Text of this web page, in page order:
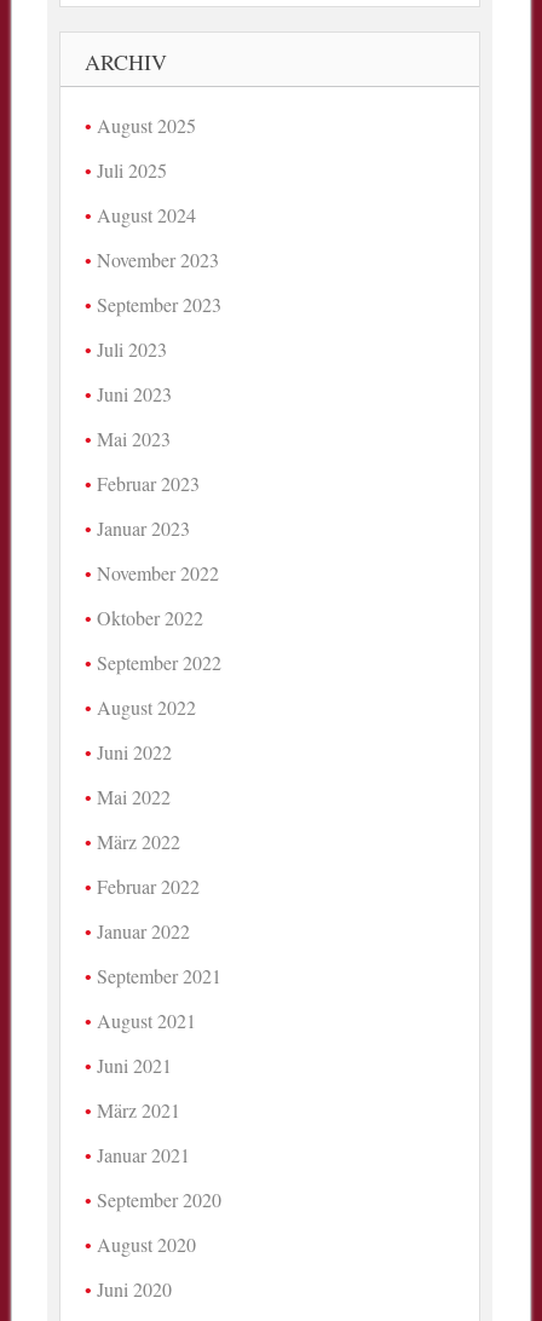
ARCHIV
August 2025
Juli 2025
August 2024
November 2023
September 2023
Juli 2023
Juni 2023
Mai 2023
Februar 2023
Januar 2023
November 2022
Oktober 2022
September 2022
August 2022
Juni 2022
Mai 2022
März 2022
Februar 2022
Januar 2022
September 2021
August 2021
Juni 2021
März 2021
Januar 2021
September 2020
August 2020
Juni 2020